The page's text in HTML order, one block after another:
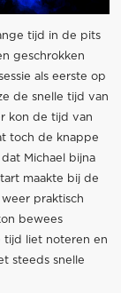
tijd in de pits
geschrokken
als eerste op
de snelle tijd van
kon de tijd van
toch de knappe
Michael bijna
maakte bij de
praktisch
bewees
tijd liet noteren en
steeds snelle